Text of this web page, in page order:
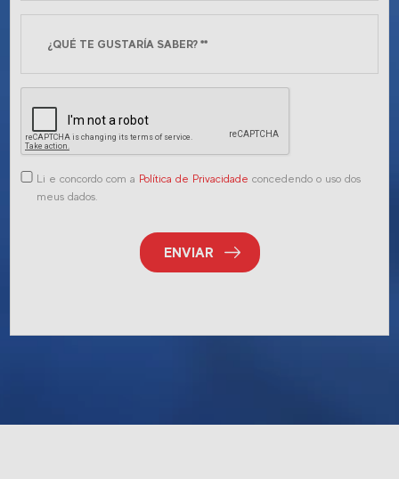
Li e concordo com a Política de Privacidade concedendo o uso dos
meus dados.
ENVIAR